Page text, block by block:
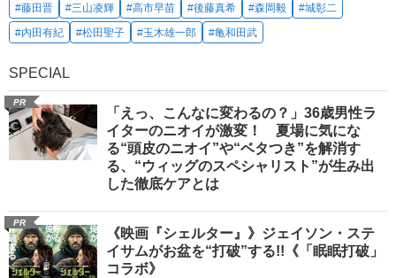
#藤田晋 #三山凌輝 #高市早苗 #後藤真希 #森岡毅
#城彰二
#内田有紀
#松田聖子 #玉木雄一郎 #亀和田武
SPECIAL
PR
「えっ、こんなに変わるの？」36歳男性ラ
イターのニオイが激変！ 夏場に気にな
る“頭皮のニオイ”や“ベタつき”を解消す
る、“ウィッグのスペシャリスト”が生み出
した徹底ケアとは
PR
《映画『シェルター』》ジェイソン・ステ
イサムがお盆を“打破”する!!《「眠眠打破」
コラボ》